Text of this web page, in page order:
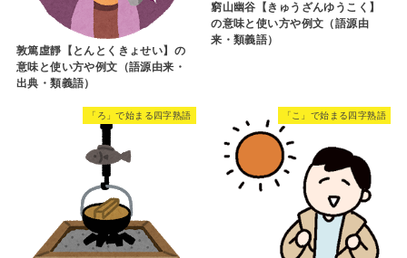
敦篤虛靜【とんとくきょせい】の
意味と使い方や例文（語源由来・
出典・類義語）
窮山幽谷【きゅうざんゆうこく】
の意味と使い方や例文（語源由
来・類義語）
「ろ」で始まる四字熟語 「こ」で始まる四字熟語